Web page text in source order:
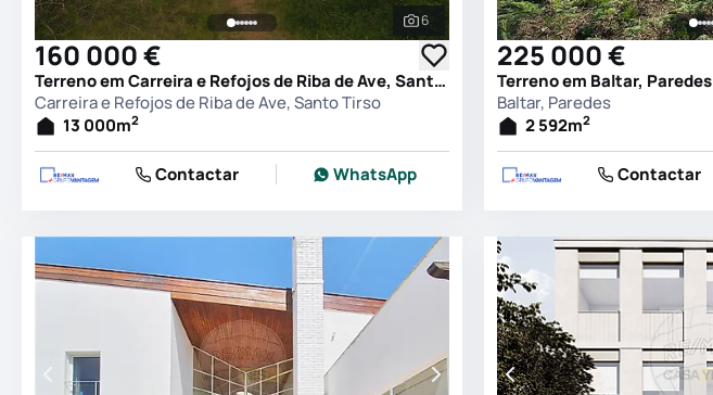
Ver todas as fotografias
6
160 000 €
Terreno em Carreira e Refojos de Riba de Ave, Santo Tirso
Carreira e Refojos de Riba de Ave, Santo Tirso
13 000m2
Contactar WhatsApp
225 000 €
Terreno em Baltar, Paredes
Baltar, Paredes
2 592m2
Contactar